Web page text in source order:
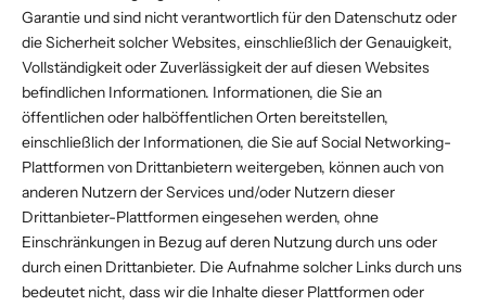
Garantie und sind nicht verantwortlich für den Datenschutz oder
die Sicherheit solcher Websites, einschließlich der Genauigkeit,
Vollständigkeit oder Zuverlässigkeit der auf diesen Websites
befindlichen Informationen. Informationen, die Sie an
öffentlichen oder halböffentlichen Orten bereitstellen,
einschließlich der Informationen, die Sie auf Social Networking-
Plattformen von Drittanbietern weitergeben, können auch von
anderen Nutzern der Services und/oder Nutzern dieser
Drittanbieter-Plattformen eingesehen werden, ohne
Einschränkungen in Bezug auf deren Nutzung durch uns oder
durch einen Drittanbieter. Die Aufnahme solcher Links durch uns
bedeutet nicht, dass wir die Inhalte dieser Plattformen oder